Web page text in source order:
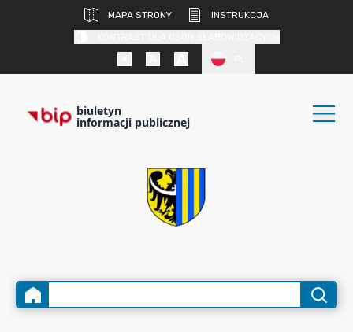
MAPA STRONY
INSTRUKCJA
biuletyn
informacji publicznej